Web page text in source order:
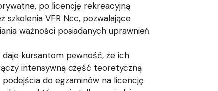
po licencję rekreacyjną
VFR Noc, pozwalające
ważności posiadanych uprawnień.
daje kursantom pewność, że ich
intensywną część teoretyczną
do egzaminów na licencję